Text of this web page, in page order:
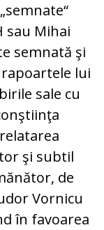
sau Mihai
semnată şi
lui
sale cu
şi subtil
de
Vornicu
în favoarea